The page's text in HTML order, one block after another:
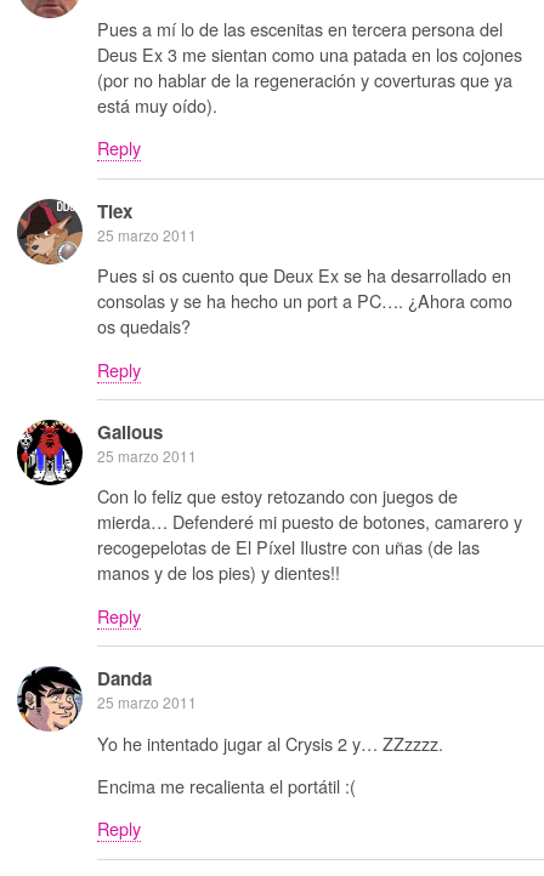
Pues a mí lo de las escenitas en tercera persona del
Deus Ex 3 me sientan como una patada en los cojones
(por no hablar de la regeneración y coverturas que ya
está muy oído).
Reply
Tiex
25 marzo 2011
Pues si os cuento que Deux Ex se ha desarrollado en
consolas y se ha hecho un port a PC…. ¿Ahora como
os quedais?
Reply
Galious
25 marzo 2011
Con lo feliz que estoy retozando con juegos de
mierda… Defenderé mi puesto de botones, camarero y
recogepelotas de El Píxel Ilustre con uñas (de las
manos y de los pies) y dientes!!
Reply
Danda
25 marzo 2011
Yo he intentado jugar al Crysis 2 y… ZZzzzz.
Encima me recalienta el portátil :(
Reply